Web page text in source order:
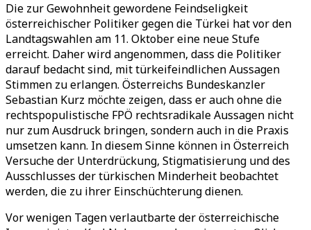
Die zur Gewohnheit gewordene Feindseligkeit
österreichischer Politiker gegen die Türkei hat vor den
Landtagswahlen am 11. Oktober eine neue Stufe
erreicht. Daher wird angenommen, dass die Politiker
darauf bedacht sind, mit türkeifeindlichen Aussagen
Stimmen zu erlangen. Österreichs Bundeskanzler
Sebastian Kurz möchte zeigen, dass er auch ohne die
rechtspopulistische FPÖ rechtsradikale Aussagen nicht
nur zum Ausdruck bringen, sondern auch in die Praxis
umsetzen kann. In diesem Sinne können in Österreich
Versuche der Unterdrückung, Stigmatisierung und des
Ausschlusses der türkischen Minderheit beobachtet
werden, die zu ihrer Einschüchterung dienen.
Vor wenigen Tagen verlautbarte der österreichische